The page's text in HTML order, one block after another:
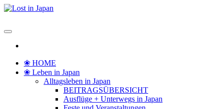
Zum
❀ HOME
❀ Leben in Japan
Alltagsleben in Japan
BEITRAGSÜBERSICHT
Ausflüge + Unterwegs in Japan